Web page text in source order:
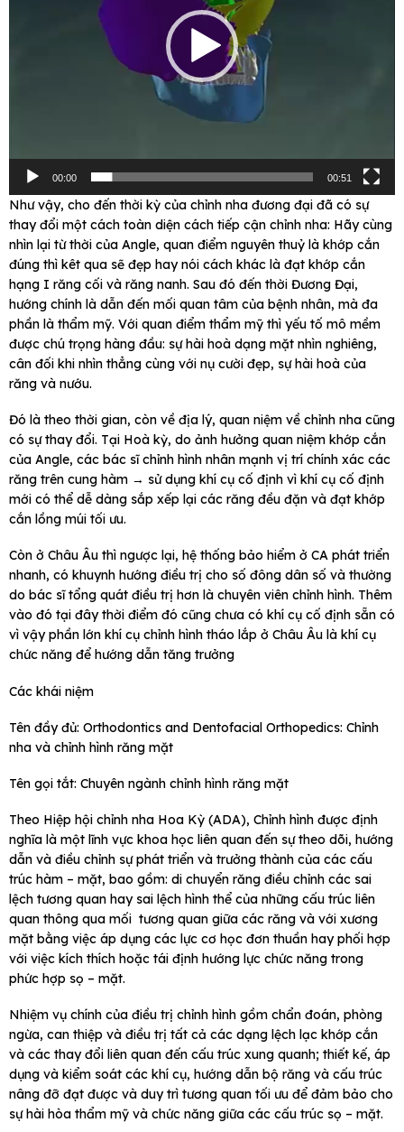
00:00 00:51
Như vậy, cho đến thời kỳ của chỉnh nha đương đại đã có sự
thay đổi một cách toàn diện cách tiếp cận chỉnh nha: Hãy cùng
nhìn lại từ thời của Angle, quan điểm nguyên thuỷ là khớp cắn
đúng thì kêt qua sẽ đẹp hay nói cách khác là đạt khớp cắn
hạng I răng cối và răng nanh. Sau đó đến thời Đương Đại,
hướng chính là dẫn đến mối quan tâm của bệnh nhân, mà đa
phần là thẩm mỹ. Với quan điểm thẩm mỹ thì yếu tố mô mềm
được chú trọng hàng đầu: sự hài hoà dạng mặt nhìn nghiêng,
cân đối khi nhìn thẳng cùng với nụ cười đẹp, sự hài hoà của
răng và nướu.
Đó là theo thời gian, còn về địa lý, quan niệm về chỉnh nha cũng
có sự thay đổi. Tại Hoà kỳ, do ảnh hưởng quan niệm khớp cắn
của Angle, các bác sĩ chỉnh hình nhân mạnh vị trí chính xác các
răng trên cung hàm → sử dụng khí cụ cố định vì khí cụ cố định
mới có thể dễ dàng sắp xếp lại các răng đều đặn và đạt khớp
cắn lồng múi tối ưu.
Còn ở Châu Âu thì ngược lại, hệ thống bảo hiểm ở CA phát triển
nhanh, có khuynh hướng điều trị cho số đông dân số và thường
do bác sĩ tổng quát điều trị hơn là chuyên viên chỉnh hình. Thêm
vào đó tại đây thời điểm đó cũng chưa có khí cụ cố định sẵn có
vì vậy phần lớn khí cụ chỉnh hình tháo lắp ở Châu Âu là khí cụ
chức năng để hướng dẫn tăng trưởng
Các khái niệm
Tên đầy đủ: Orthodontics and Dentofacial Orthopedics: Chỉnh
nha và chỉnh hình răng mặt
Tên gọi tắt: Chuyên ngành chỉnh hình răng mặt
Theo Hiệp hội chỉnh nha Hoa Kỳ (ADA), Chỉnh hình được định
nghĩa là một lĩnh vực khoa học liên quan đến sự theo dõi, hướng
dẫn và điều chỉnh sự phát triển và trưởng thành của các cấu
trúc hàm – mặt, bao gồm: di chuyển răng điều chỉnh các sai
lệch tương quan hay sai lệch hình thể của những cấu trúc liên
quan thông qua mối tương quan giữa các răng và với xương
mặt bằng việc áp dụng các lực cơ học đơn thuần hay phối hợp
với việc kích thích hoặc tái định hướng lực chức năng trong
phức hợp sọ – mặt.
Nhiệm vụ chính của điều trị chỉnh hình gồm chẩn đoán, phòng
ngừa, can thiệp và điều trị tất cả các dạng lệch lạc khớp cắn
và các thay đổi liên quan đến cấu trúc xung quanh; thiết kế, áp
dụng và kiểm soát các khí cụ, hướng dẫn bộ răng và cấu trúc
nâng đỡ đạt được và duy trì tương quan tối ưu để đảm bảo cho
sự hài hòa thẩm mỹ và chức năng giữa các cấu trúc sọ – mặt.